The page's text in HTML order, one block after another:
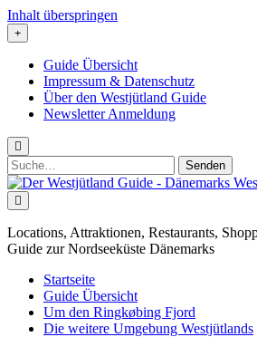
Inhalt überspringen
Guide Übersicht
Impressum & Datenschutz
Über den Westjütland Guide
Newsletter Anmeldung
Suchen
nach:
Der
Westjütland
Guide
-
Dänemarks
mehr)
Locations, Attraktionen, Restaurants,
Guide zur Nordseeküste Dänemarks
Startseite
Guide Übersicht
Um den Ringkøbing Fjord
Die weitere Umgebung Westjütlands